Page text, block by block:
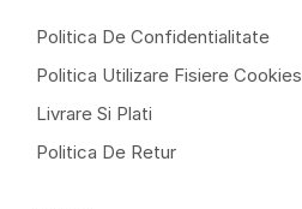
Politica De Confidentialitate
Politica Utilizare Fisiere Cookies
Livrare Si Plati
Politica De Retur